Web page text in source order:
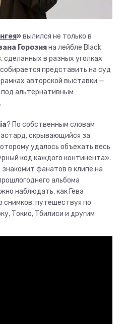
»вылился не только в
Горозияна лейбле Black
сделанных в разных уголках
представить на суд
авторской выставки —
альтернативным
? По собственным словам
скрывающийся за
удалось объехать весь
код каждого континента».
фанатов в клипе на
альбома
наблюдать, как Гева
путешествуя по
Токио, Тбилиси и другим